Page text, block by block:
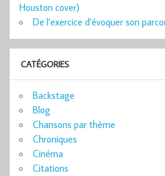
Houston cover)
De l’exercice d’évoquer son
CATÉGORIES
Backstage
Blog
Chansons par thème
Chroniques
Cinéma
Citations